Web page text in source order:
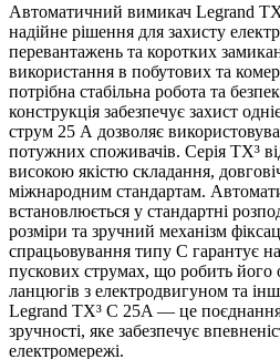
Автоматичний вимикач Legrand
надійне рішення для захисту
перевантажень та коротких
використання в побутових та
потрібна стабільна робота та
конструкція забезпечує захист
струм 25 А дозволяє
потужних споживачів. Серія TX³
високою якістю складання,
міжнародним стандартам.
встановлюється у стандартні
розміри та зручний механізм
спрацьовування типу C гарантує
пускових струмах, що робить
ланцюгів з електродвигуном та
Legrand TX³ C 25A — це поєднання
зручності, яке забезпечує
електромережі.